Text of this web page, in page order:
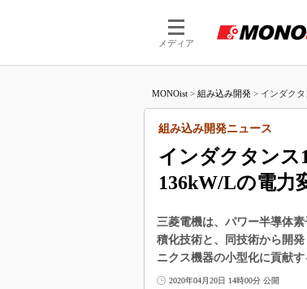
メディア
MONOist > 組み込み開発 > インダク
インダクタンス
136kW/Lの電力
組み込み開発ニュース
三菱電機は、パワー半導体
積化技術と、同技術から開
ニクス機器の小型化に貢献す
2020年04月20日 14時00分 公開